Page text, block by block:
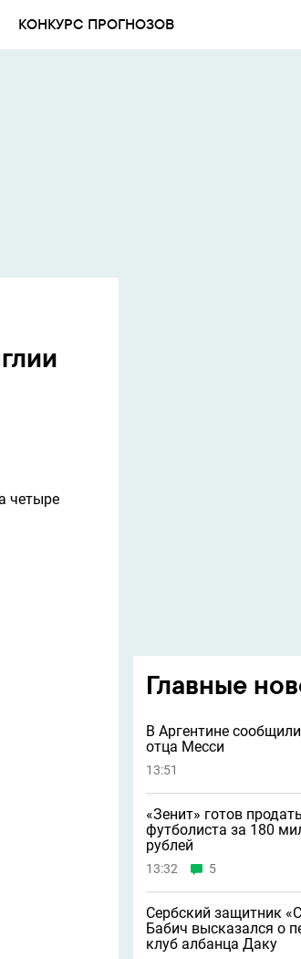
КОНКУРС ПРОГНОЗОВ
четыре
Главные
В Аргентине
отца Месси
13:51
«Зенит» готов
футболиста за 180
рублей
13:32 5
Сербский защитник
Бабич высказался о
клуб албанца Даку